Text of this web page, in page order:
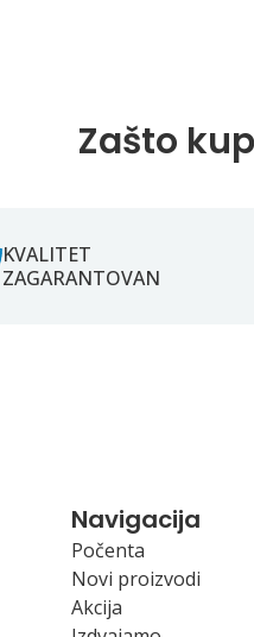
Zašto
KVALITET
ZAGARANTOVAN
Navigacija
Počenta
Novi proizvodi
Akcija